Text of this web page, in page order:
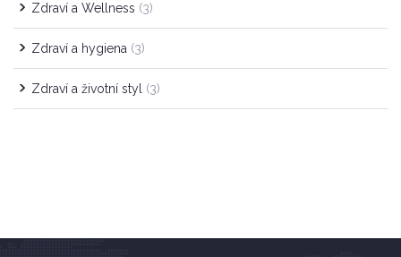
Zdraví a Wellness (3)
Zdraví a hygiena (3)
Zdraví a životní styl (3)